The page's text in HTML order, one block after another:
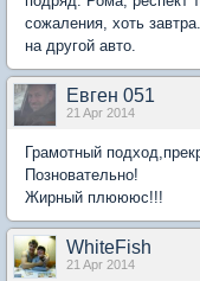
сожаления, хоть
на другой авто.
Евген 051
21 Apr 2014
Грамотный
Позновательно!
Жирный плюююс!!!
WhiteFish
21 Apr 2014